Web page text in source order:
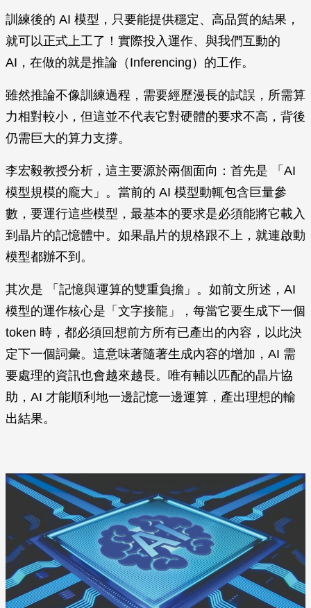
訓練後的 AI 模型，只要能提供穩定、高品質的結果，
就可以正式上工了！實際投入運作、與我們互動的
AI，在做的就是推論（Inferencing）的工作。
雖然推論不像訓練過程，需要經歷漫長的試誤，所需算
力相對較小，但這並不代表它對硬體的要求不高，背後
仍需巨大的算力支撐。
李宏毅教授分析，這主要源於兩個面向：首先是 「AI
模型規模的龐大」。當前的 AI 模型動輒包含巨量參
數，要運行這些模型，最基本的要求是必須能將它載入
到晶片的記憶體中。如果晶片的規格跟不上，就連啟動
模型都辦不到。
其次是 「記憶與運算的雙重負擔」。如前文所述，AI
模型的運作核心是「文字接龍」，每當它要生成下一個
token 時，都必須回想前方所有已產出的內容，以此決
定下一個詞彙。這意味著隨著生成內容的增加，AI 需
要處理的資訊也會越來越長。唯有輔以匹配的晶片協
助，AI 才能順利地一邊記憶一邊運算，產出理想的輸
出結果。